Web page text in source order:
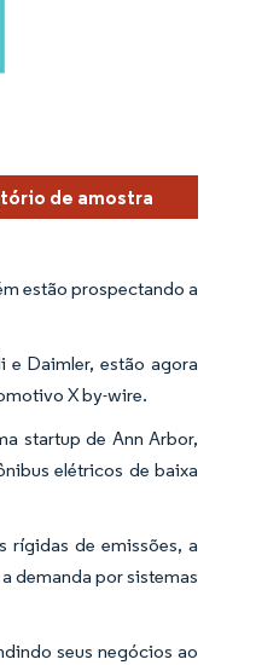
de amostra
estão prospectando a
Daimler, estão agora
X by-wire.
startup de Ann Arbor,
elétricos de baixa
rígidas de emissões, a
demanda por sistemas
seus negócios ao